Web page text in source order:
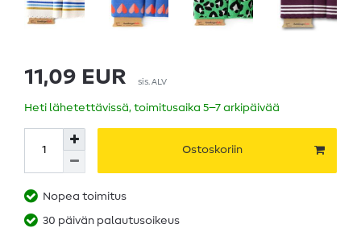
11,09 EUR sis. ALV
Heti lähetettävissä, toimitusaika 5–7 arkipäivää
Ostoskoriin
Nopea toimitus
30 päivän palautusoikeus